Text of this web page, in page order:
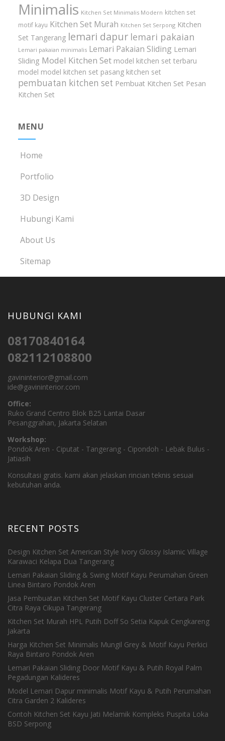
Minimalis Kitchen Set Minimalis Modern kitchen set
motif kayu Kitchen Set Murah Kitchen Set Serpong Kitchen
Set Tangerang lemari dapur lemari pakaian
Lemari pakaian minimalis Lemari Pakaian Sliding Lemari
Sliding Model Kitchen Set model kitchen set terbaru
model model kitchen set pasang kitchen set
pembuatan kitchen set Pembuat Kitchen Set Pesan
Kitchen Set
MENU
Home
Portfolio
3D Design
Hubungi Kami
About Us
Sitemap
HUBUNGI KAMI
08170840164
082112108800
gavininterior@gmail.com
ide@gavininterior.com
Office:
Ruko Grand Centro Blok B25 Lantai Dasar
Pesanggrahan, Jakarta Selatan
Workshop:
Pondok Aren - Ciputat - Tangerang - Cipondoh - Lebak Bulus -
Jatiasih
Konsultasi gratis. kami akan jelaskan rincian teknis sesuai
kebutuhan anda.
RECENT POSTS
Design Kitchen Set American Style Ivory Glossy Islamic Village
Karawaci Kelapa Dua Tangerang
Lemari Pakaian Sliding & Swing Motif Kayu Perumahan Green
Linea Bintaro Pondok Aren
Jasa Pembuatan Kitchen Set Motif Kayu Cluster Certara Park
Citra Raya Cikupa Tangerang
Kitchen Set Murah HPL Putih Doff So Setia Kapuk Cengkareng
Jakarta
Harga Kitchen Set Minimalis Mungil Grey & Motif Kayu Perkici
Raya Bintaro Pondok Aren
Lemari Pakaian Sliding Door Motif Kayu & Putih Royal Palm
Pegadungan Kalideres
Model Lemari Dapur minimalis Motif Kayu & Putih Perumahan
Citra Garden 2 Kalideres
Contoh Kitchen Set Kayu Jati Melamik Kompleks Puspita Loka
BSD Serpong